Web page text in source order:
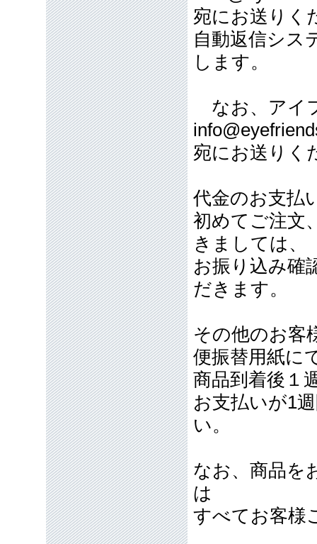
宛にお送りく
自動返信シス
します。
なお、アイ
宛にお送りく
代金のお支払
初めてご注文
きましては、
お振り込み確
だきます。
その他のお客
便振替用紙に
商品到着後１
お支払いが1
い。
なお、商品を
は
すべてお客様